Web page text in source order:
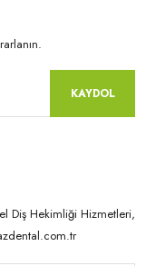
KAYDOL
Diş Hekimliği Hizmetleri,